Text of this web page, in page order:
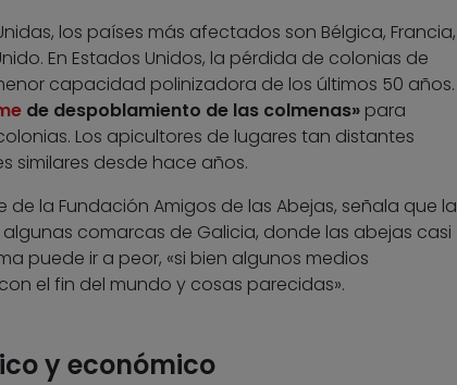
los países más afectados son Bélgica, Francia,
En Estados Unidos, la pérdida de colonias de
capacidad polinizadora de los últimos 50 años.
de despoblamiento de las colmenas»para
Los apicultores de lugares tan distantes
similares desde hace años.
la Fundación Amigos de las Abejas, señala que la
comarcas de Galicia, donde las abejas casi
puede ir a peor, «si bien algunos medios
el fin del mundo y cosas parecidas».
y económico